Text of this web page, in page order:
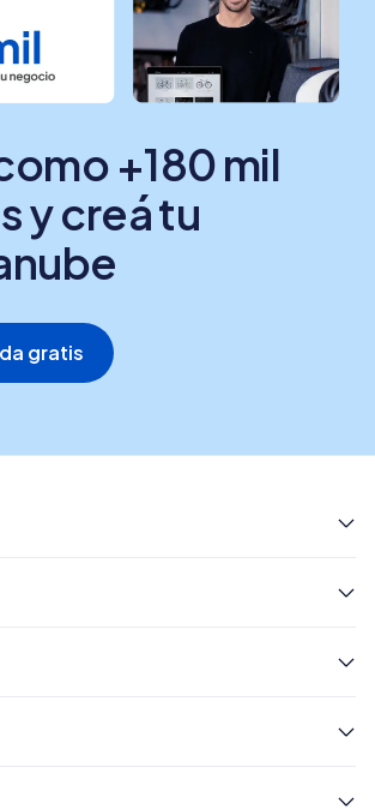
+180 mil
y creá tu
gratis